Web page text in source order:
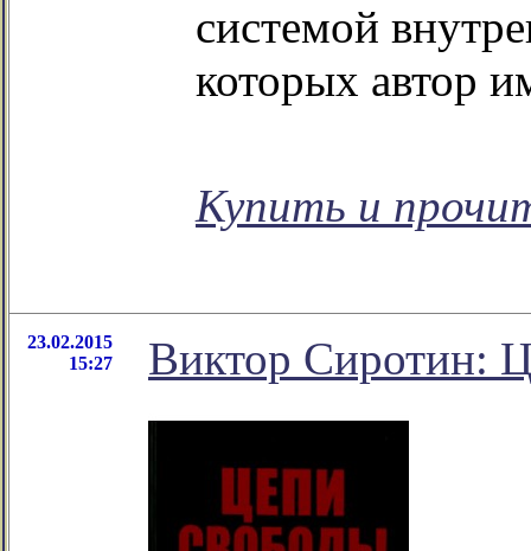
системой
которых автор
Купить и
23.02.2015
15:27
Виктор Сиротин: